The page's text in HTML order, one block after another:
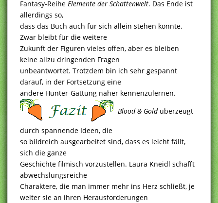
Fantasy-Reihe Elemente der Schattenwelt. Das Ende ist
allerdings so,
dass das Buch auch für sich allein stehen könnte.
Zwar bleibt für die weitere
Zukunft der Figuren vieles offen, aber es bleiben
keine allzu dringenden Fragen
unbeantwortet. Trotzdem bin ich sehr gespannt
darauf, in der Fortsetzung eine
andere Hunter-Gattung näher kennenzulernen.
Blood & Gold überzeugt
durch spannende Ideen, die
so bildreich ausgearbeitet sind, dass es leicht fällt,
sich die ganze
Geschichte filmisch vorzustellen. Laura Kneidl schafft
abwechslungsreiche
Charaktere, die man immer mehr ins Herz schließt, je
weiter sie an ihren Herausforderungen